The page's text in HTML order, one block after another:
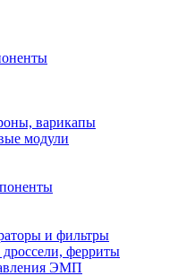
варикапы
модули
и фильтры
ферриты
ЭМП